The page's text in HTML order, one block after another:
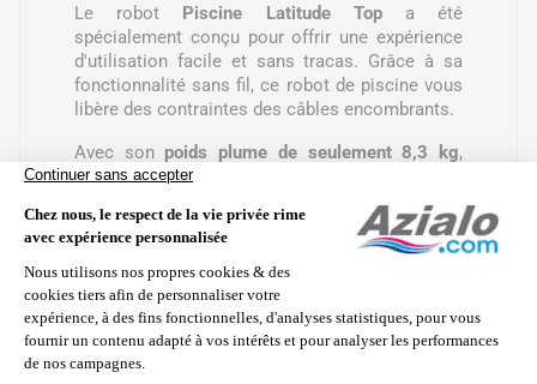
Le robot Piscine Latitude Topa été
spécialement conçu pour offrir une expérience
d'utilisation facile et sans tracas. Grâce à sa
fonctionnalité sans fil, ce robot de piscine vous
libère des contraintes des câbles encombrants.
Avec sonpoids plume de seulement 8,3 kg,
vous pouvez le manipuler aisément sans vous
fatiguer. De plus, sa large hanse ergonomique
offre une prise en main confortable pour un
contrôle optimal lors du déplacement du robot.